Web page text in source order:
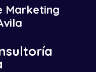
Marketing